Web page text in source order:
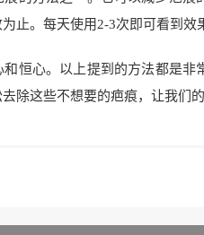
止。每天使用2-3次即可看到效
恒心。以上提到的方法都是
除这些不想要的疤痕，让我们